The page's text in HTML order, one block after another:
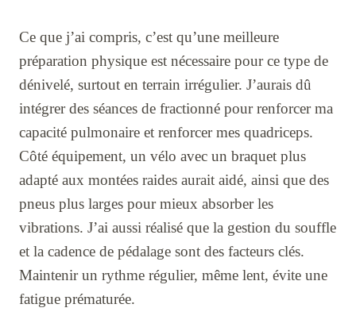
Ce que j’ai compris, c’est qu’une meilleure
préparation physique est nécessaire pour ce type de
dénivelé, surtout en terrain irrégulier. J’aurais dû
intégrer des séances de fractionné pour renforcer ma
capacité pulmonaire et renforcer mes quadriceps.
Côté équipement, un vélo avec un braquet plus
adapté aux montées raides aurait aidé, ainsi que des
pneus plus larges pour mieux absorber les
vibrations. J’ai aussi réalisé que la gestion du souffle
et la cadence de pédalage sont des facteurs clés.
Maintenir un rythme régulier, même lent, évite une
fatigue prématurée.